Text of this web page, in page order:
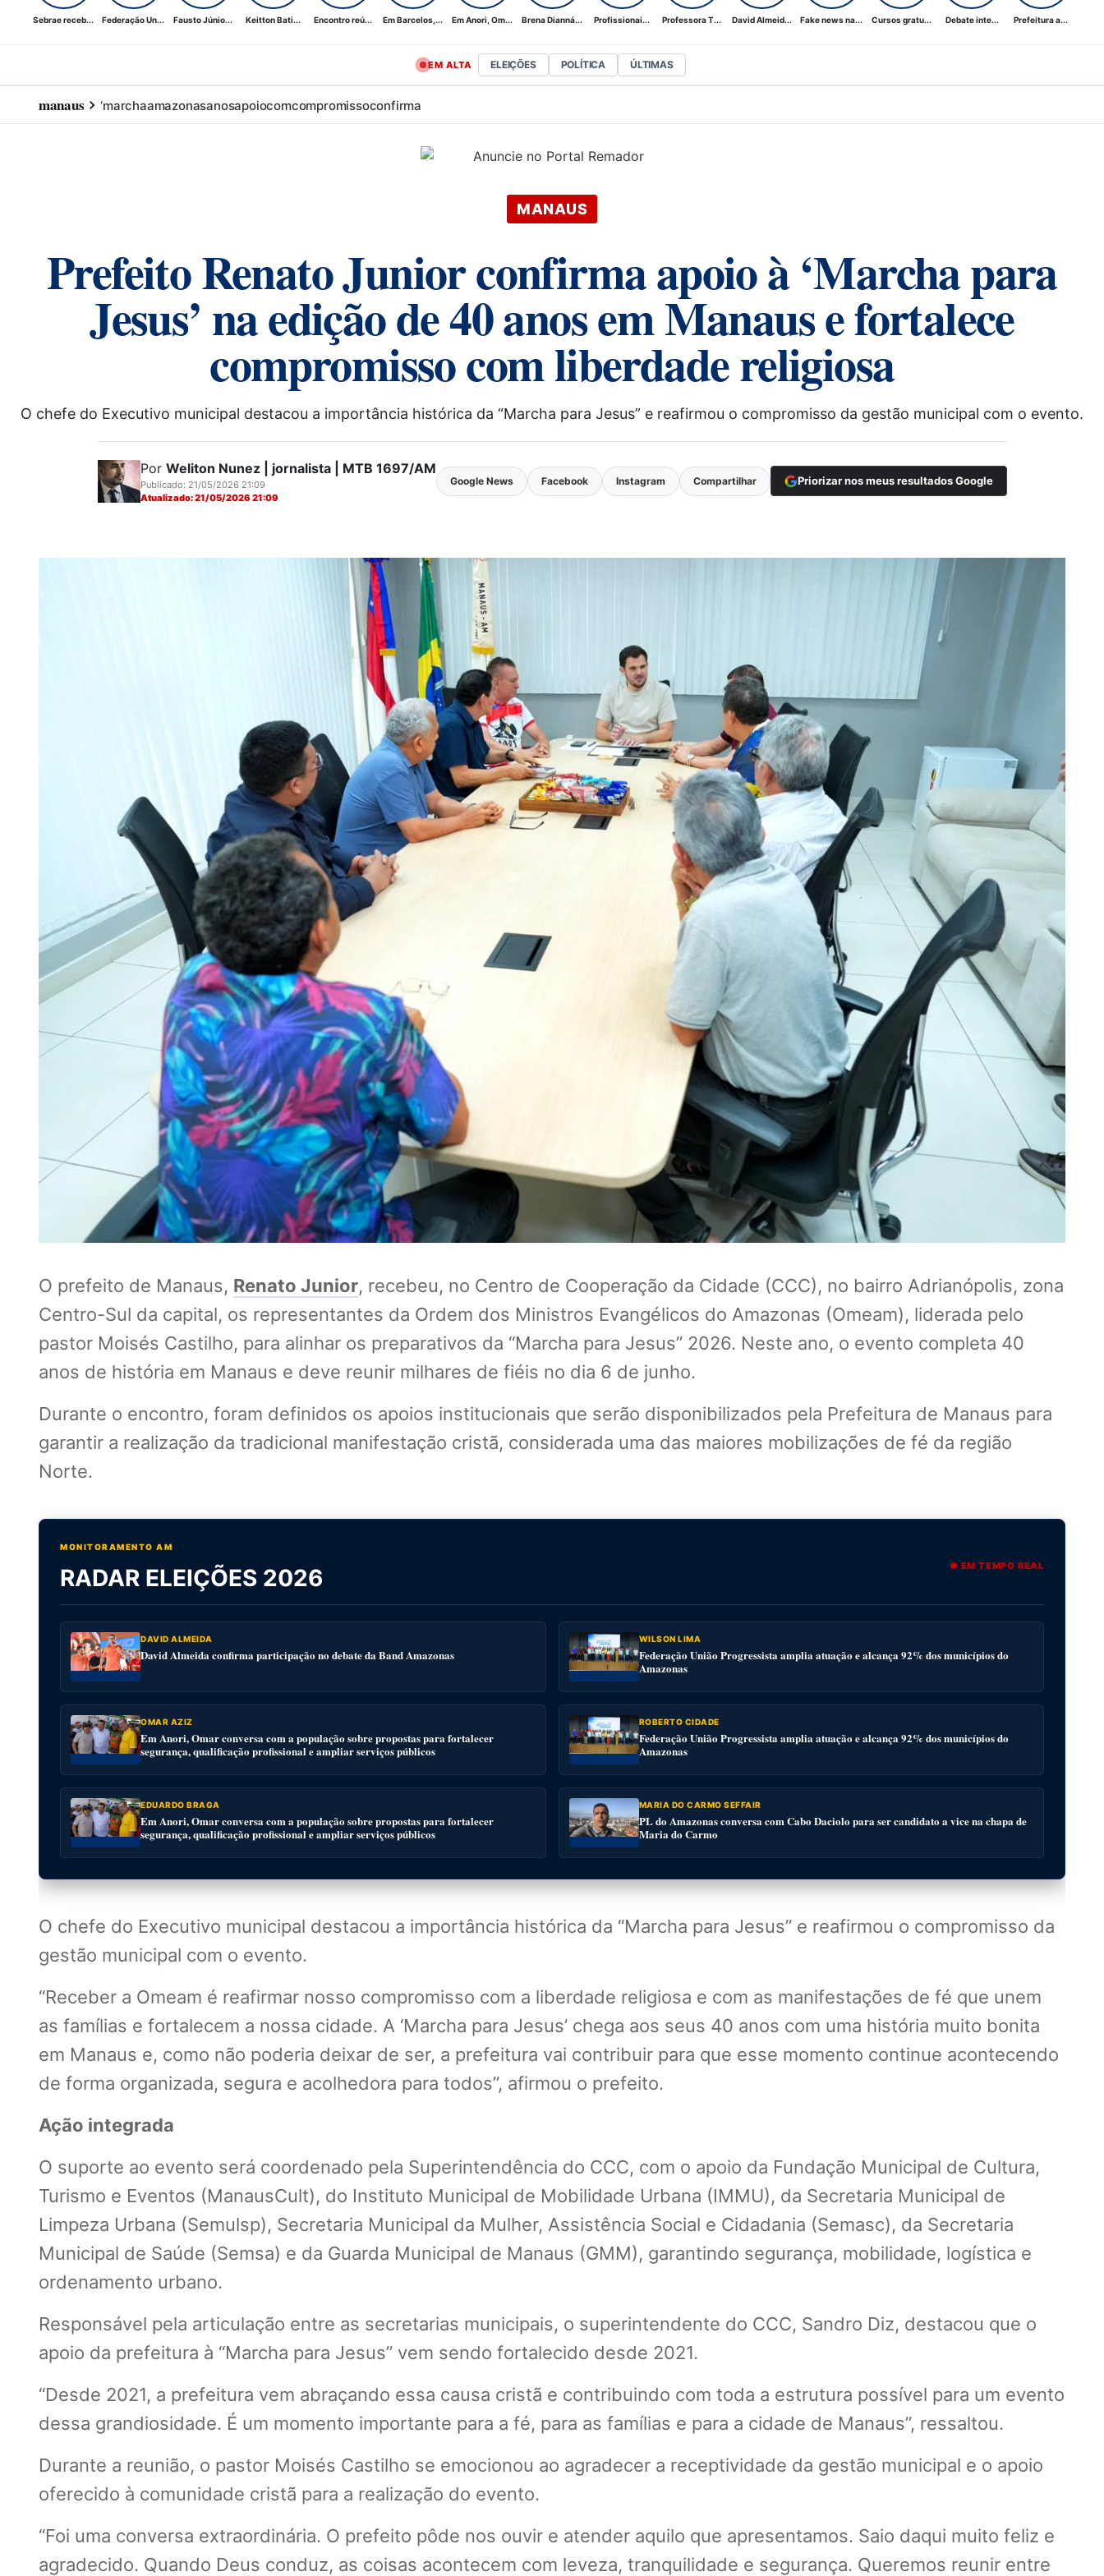
Sebrae receb... Federação Un... Fausto Júnio... Keitton Bati... Encontro reú... Em Barcelos,... Em Anori, Om... Brena Dianná... Profissionai... Professora T... David Almeid... Fake news na... Cursos gratu... Debate inte... Prefeitura a...
EM ALTA ELEIÇÕES POLÍTICA ÚLTIMAS
manaus ‘marchaamazonasanosapoiocomcompromissoconfirma
MANAUS
Prefeito Renato Junior confirma apoio à ‘Marcha para
Jesus’ na edição de 40 anos em Manaus e fortalece
compromisso com liberdade religiosa
O chefe do Executivo municipal destacou a importância histórica da “Marcha para Jesus” e reafirmou o compromisso da gestão municipal com o evento.
Por Weliton Nunez | jornalista | MTB 1697/AM
Publicado: 21/05/2026 21:09
Atualizado: 21/05/2026 21:09
Google News Facebook Instagram Compartilhar Priorizar nos meus resultados Google
O prefeito de Manaus, Renato Junior, recebeu, no Centro de Cooperação da Cidade (CCC), no bairro Adrianópolis, zona
Centro-Sul da capital, os representantes da Ordem dos Ministros Evangélicos do Amazonas (Omeam), liderada pelo
pastor Moisés Castilho, para alinhar os preparativos da “Marcha para Jesus” 2026. Neste ano, o evento completa 40
anos de história em Manaus e deve reunir milhares de fiéis no dia 6 de junho.
Durante o encontro, foram definidos os apoios institucionais que serão disponibilizados pela Prefeitura de Manaus para
garantir a realização da tradicional manifestação cristã, considerada uma das maiores mobilizações de fé da região
Norte.
MONITORAMENTO AM
RADAR ELEIÇÕES 2026 ● EM TEMPO REAL
DAVID ALMEIDA
David Almeida confirma participação no debate da Band Amazonas
WILSON LIMA
Federação União Progressista amplia atuação e alcança 92% dos municípios do
Amazonas
OMAR AZIZ
Em Anori, Omar conversa com a população sobre propostas para fortalecer
segurança, qualificação profissional e ampliar serviços públicos
ROBERTO CIDADE
Federação União Progressista amplia atuação e alcança 92% dos municípios do
Amazonas
EDUARDO BRAGA
Em Anori, Omar conversa com a população sobre propostas para fortalecer
segurança, qualificação profissional e ampliar serviços públicos
MARIA DO CARMO SEFFAIR
PL do Amazonas conversa com Cabo Daciolo para ser candidato a vice na chapa de
Maria do Carmo
O chefe do Executivo municipal destacou a importância histórica da “Marcha para Jesus” e reafirmou o compromisso da
gestão municipal com o evento.
“Receber a Omeam é reafirmar nosso compromisso com a liberdade religiosa e com as manifestações de fé que unem
as famílias e fortalecem a nossa cidade. A ‘Marcha para Jesus’ chega aos seus 40 anos com uma história muito bonita
em Manaus e, como não poderia deixar de ser, a prefeitura vai contribuir para que esse momento continue acontecendo
de forma organizada, segura e acolhedora para todos”, afirmou o prefeito.
Ação integrada
O suporte ao evento será coordenado pela Superintendência do CCC, com o apoio da Fundação Municipal de Cultura,
Turismo e Eventos (ManausCult), do Instituto Municipal de Mobilidade Urbana (IMMU), da Secretaria Municipal de
Limpeza Urbana (Semulsp), Secretaria Municipal da Mulher, Assistência Social e Cidadania (Semasc), da Secretaria
Municipal de Saúde (Semsa) e da Guarda Municipal de Manaus (GMM), garantindo segurança, mobilidade, logística e
ordenamento urbano.
Responsável pela articulação entre as secretarias municipais, o superintendente do CCC, Sandro Diz, destacou que o
apoio da prefeitura à “Marcha para Jesus” vem sendo fortalecido desde 2021.
“Desde 2021, a prefeitura vem abraçando essa causa cristã e contribuindo com toda a estrutura possível para um evento
dessa grandiosidade. É um momento importante para a fé, para as famílias e para a cidade de Manaus”, ressaltou.
Durante a reunião, o pastor Moisés Castilho se emocionou ao agradecer a receptividade da gestão municipal e o apoio
oferecido à comunidade cristã para a realização do evento.
“Foi uma conversa extraordinária. O prefeito pôde nos ouvir e atender aquilo que apresentamos. Saio daqui muito feliz e
agradecido. Quando Deus conduz, as coisas acontecem com leveza, tranquilidade e segurança. Queremos reunir entre